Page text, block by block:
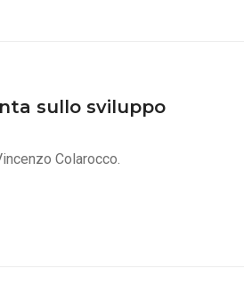
sullo sviluppo
Colarocco.